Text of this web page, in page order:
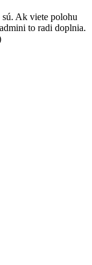
sú. Ak viete polohu
to radi doplnia.